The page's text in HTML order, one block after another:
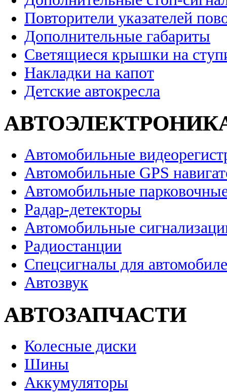
Повторители указателей
Дополнительные габариты
Светящиеся крышки на
Накладки на капот
Детские автокресла
Автомобильные
Автомобильные GPS
Автомобильные
Радар-детекторы
Автомобильные
Радиостанции
Спецсигналы для
Автозвук
АВТОЗАПЧАСТИ
Колесные диски
Шины
Аккумуляторы